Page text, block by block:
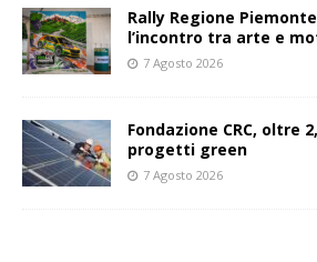
Rally Regione
l’incontro tra arte e
7 Agosto 2026
Fondazione CRC, oltre
progetti green
7 Agosto 2026